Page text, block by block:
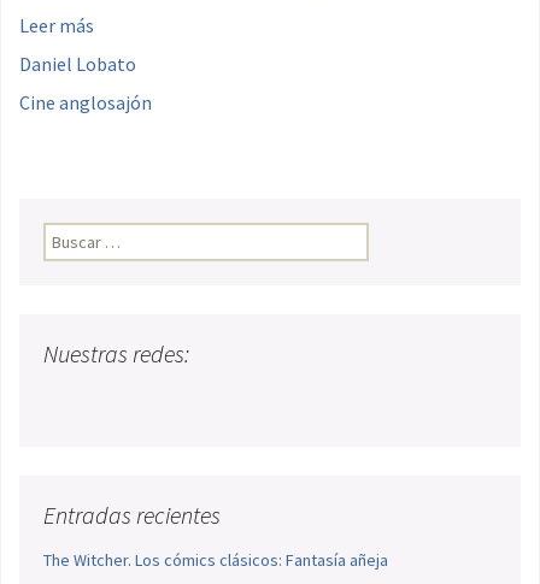
Leer más
Daniel Lobato
Cine anglosajón
Buscar:
Nuestras redes:
Entradas recientes
The Witcher. Los cómics clásicos: Fantasía añeja